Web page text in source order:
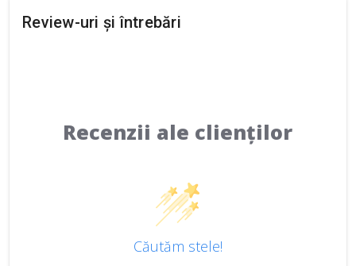
Review-uri și întrebări
Recenzii ale clienților
Căutăm stele!